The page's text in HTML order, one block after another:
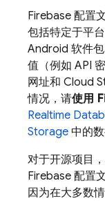
Firebase 配置
包括特定于平
Android 软件
值（例如 API
网址和 Cloud
情况，请使用
Realtime
Storage 中的数
对于开源项目
Firebase 配置
因为在大多数